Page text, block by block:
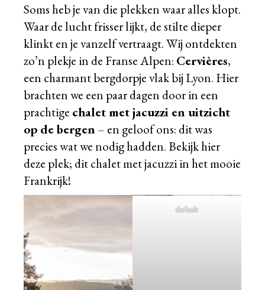
Soms heb je van die plekken waar alles klopt.
Waar de lucht frisser lijkt, de stilte dieper
klinkt en je vanzelf vertraagt. Wij ontdekten
zo’n plekje in de Franse Alpen: Cervières,
een charmant bergdorpje vlak bij Lyon. Hier
brachten we een paar dagen door in een
prachtige chalet met jacuzzi en uitzicht
op de bergen – en geloof ons: dit was
precies wat we nodig hadden. Bekijk hier
deze plek; dit chalet met jacuzzi in het mooie
Frankrijk!
default